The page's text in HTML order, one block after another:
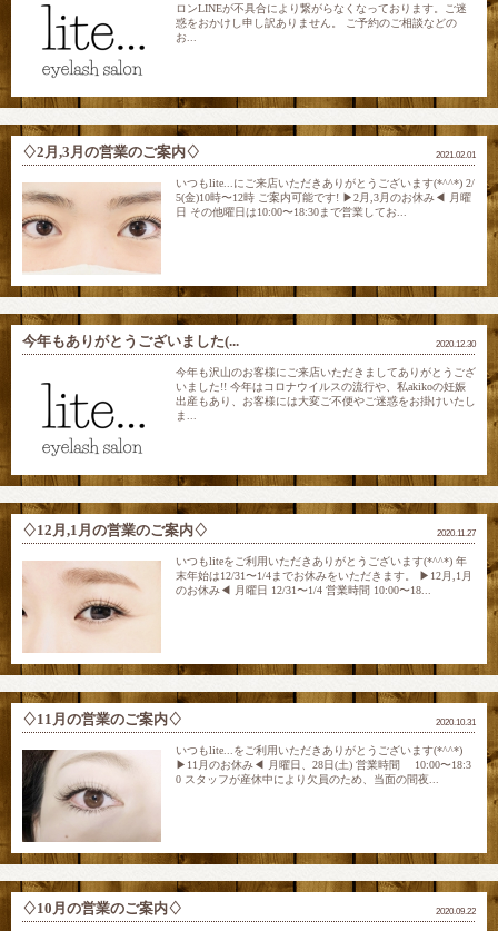
ロンLINEが不具合により繋がらなくなっております。ご迷
惑をおかけし申し訳ありません。 ご予約のご相談などの
お...
2021.02.01
♢2月,3月の営業のご案内♢
いつもlite...にご来店いただきありがとうございます(*^^*) 2/
5(金)10時〜12時 ご案内可能です! ▶︎2月,3月のお休み◀︎ 月曜
日 その他曜日は10:00〜18:30まで営業してお...
2020.12.30
今年もありがとうございました(...
今年も沢山のお客様にご来店いただきましてありがとうござ
いました!! 今年はコロナウイルスの流行や、私akikoの妊娠
出産もあり、お客様には大変ご不便やご迷惑をお掛けいたし
ま...
2020.11.27
♢12月,1月の営業のご案内♢
いつもliteをご利用いただきありがとうございます(*^^*) 年
末年始は12/31〜1/4までお休みをいただきます。 ▶︎12月,1月
のお休み◀︎ 月曜日 12/31〜1/4 営業時間 10:00〜18...
2020.10.31
♢11月の営業のご案内♢
いつもlite...をご利用いただきありがとうございます(*^^*)
▶︎11月のお休み◀︎ 月曜日、28日(土) 営業時間 10:00〜18:3
0 スタッフが産休中により欠員のため、当面の間夜...
2020.09.22
♢10月の営業のご案内♢